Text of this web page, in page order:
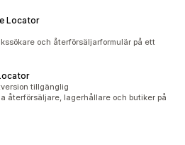
Locator
och återförsäljarformulär på ett
tillgänglig
återförsäljare, lagerhållare och butiker på